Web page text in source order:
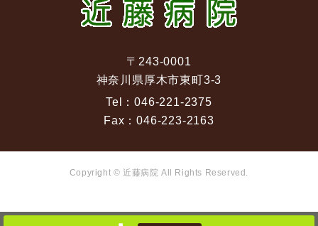
〒243-0001
神奈川県厚木市東町3-3
Tel：046-221-2375
Fax：046-223-2163
Copyright © 近藤病院 All Rights Reserved.